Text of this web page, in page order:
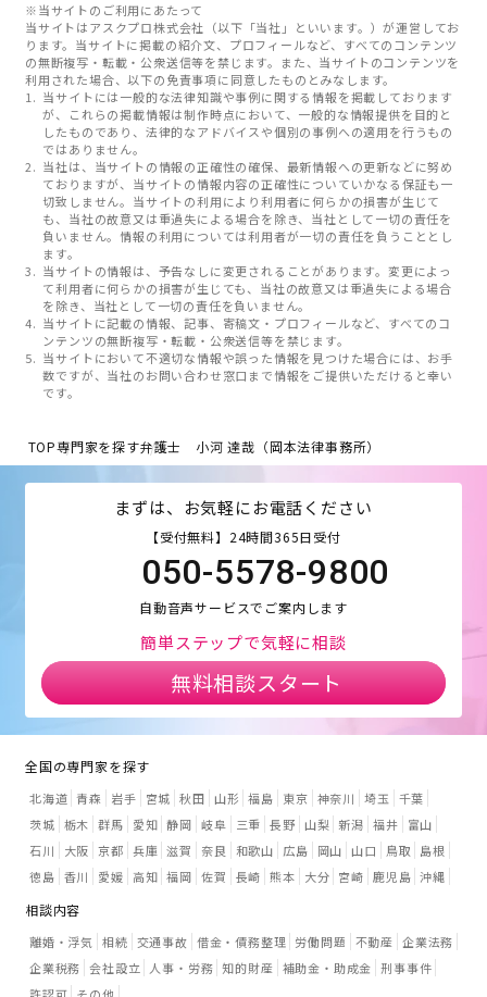
※当サイトのご利用にあたって
当サイトはアスクプロ株式会社（以下「当社」といいます。）が運営してお
ります。当サイトに掲載の紹介文、プロフィールなど、すべてのコンテンツ
の無断複写・転載・公衆送信等を禁じます。また、当サイトのコンテンツを
利用された場合、以下の免責事項に同意したものとみなします。
当サイトには一般的な法律知識や事例に関する情報を掲載しております
が、これらの掲載情報は制作時点において、一般的な情報提供を目的と
したものであり、法律的なアドバイスや個別の事例への適用を行うもの
ではありません。
当社は、当サイトの情報の正確性の確保、最新情報への更新などに努め
ておりますが、当サイトの情報内容の正確性についていかなる保証も一
切致しません。当サイトの利用により利用者に何らかの損害が生じて
も、当社の故意又は重過失による場合を除き、当社として一切の責任を
負いません。情報の利用については利用者が一切の責任を負うこととし
ます。
当サイトの情報は、予告なしに変更されることがあります。変更によっ
て利用者に何らかの損害が生じても、当社の故意又は重過失による場合
を除き、当社として一切の責任を負いません。
当サイトに記載の情報、記事、寄稿文・プロフィールなど、すべてのコ
ンテンツの無断複写・転載・公衆送信等を禁じます。
当サイトにおいて不適切な情報や誤った情報を見つけた場合には、お手
数ですが、当社のお問い合わせ窓口まで情報をご提供いただけると幸い
です。
TOP専門家を探す弁護士 小河 達哉（岡本法律事務所）
まずは、お気軽にお電話ください
【受付無料】24時間365日受付
050-5578-9800
自動音声サービスでご案内します
簡単ステップで気軽に相談
無料相談スタート
全国の専門家を探す
北海道 青森 岩手 宮城 秋田 山形 福島 東京 神奈川 埼玉
千葉
茨城 栃木 群馬 愛知 静岡 岐阜 三重 長野 山梨 新潟 福井
富山
石川
大阪 京都 兵庫 滋賀 奈良 和歌山 広島 岡山 山口 鳥取
島根
徳島 香川 愛媛 高知 福岡 佐賀 長崎 熊本 大分 宮崎 鹿児島 沖縄
相談内容
離婚・浮気 相続 交通事故 借金・債務整理 労働問題 不動産 企業法務
企業税務 会社設立 人事・労務 知的財産 補助金・助成金 刑事事件